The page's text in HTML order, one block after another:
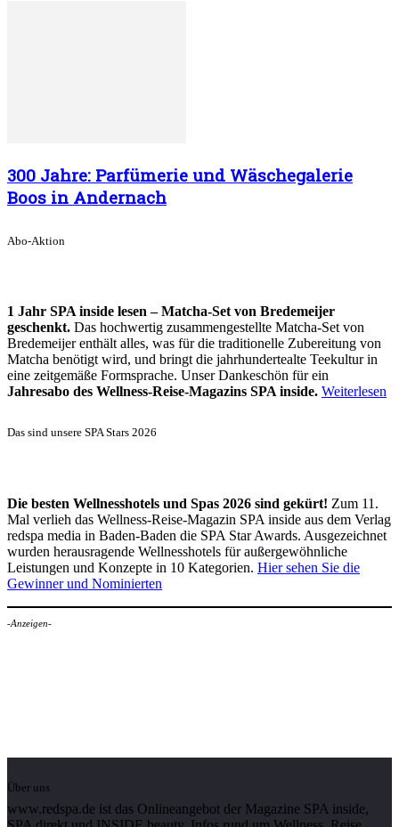
300 Jahre: Parfümerie und Wäschegalerie
Boos in Andernach
Abo-Aktion
1 Jahr SPA inside lesen – Matcha-Set von Bredemeijer
geschenkt. Das hochwertig zusammengestellte Matcha-Set von
Bredemeijer enthält alles, was für die traditionelle Zubereitung von
Matcha benötigt wird, und bringt die jahrhundertealte Teekultur in
eine zeitgemäße Formsprache. Unser Dankeschön für ein
Jahresabo des Wellness-Reise-Magazins SPA inside. Weiterlesen
Das sind unsere SPA Stars 2026
Die besten Wellnesshotels und Spas 2026 sind gekürt! Zum 11.
Mal verlieh das Wellness-Reise-Magazin SPA inside aus dem Verlag
redspa media in Baden-Baden die SPA Star Awards. Ausgezeichnet
wurden herausragende Wellnesshotels für außergewöhnliche
Leistungen und Konzepte in 10 Kategorien. Hier sehen Sie die
Gewinner und Nominierten
-Anzeigen-
Über uns
www.redspa.de ist das Onlineangebot der Magazine SPA inside,